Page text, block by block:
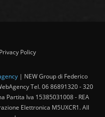
Privacy Policy
| NEW Group di Federico
Tel. 06 86891320 - 320
Partita Iva 15385031008 - REA
Elettronica M5UXCR1. All